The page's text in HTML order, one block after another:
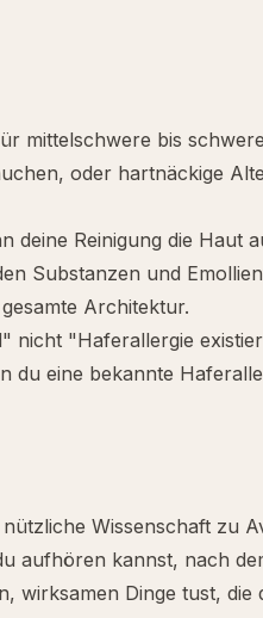
mittelschwere bis
oder hartnäckige
deine Reinigung die Haut
Substanzen und
Architektur.
nicht "Haferallergie
du eine bekannte
Wissenschaft zu
aufhören kannst, nach
wirksamen Dinge tust, die